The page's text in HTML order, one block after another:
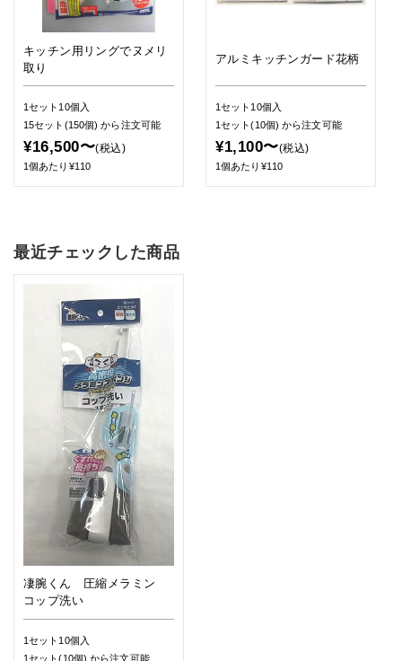
キッチン用リングでヌメリ
取り
1セット10個入
15セット(150個)から注文可能
¥16,500〜(税込)
1個あたり¥110
アルミキッチンガード花柄
1セット10個入
1セット(10個)から注文可能
¥1,100〜(税込)
1個あたり¥110
最近チェックした商品
凄腕くん 圧縮メラミン
コップ洗い
1セット10個入
1セット(10個)から注文可能